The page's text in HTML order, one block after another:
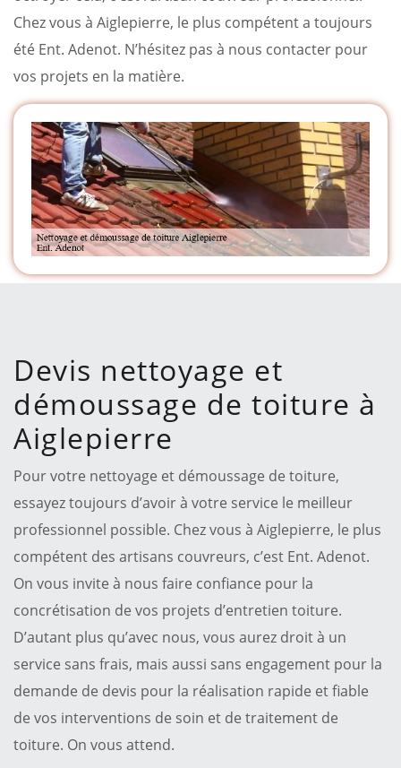
Chez vous à Aiglepierre, le plus compétent a toujours
été Ent. Adenot. N’hésitez pas à nous contacter pour
vos projets en la matière.
Devis nettoyage et
démoussage de toiture à
Aiglepierre
Pour votre nettoyage et démoussage de toiture,
essayez toujours d’avoir à votre service le meilleur
professionnel possible. Chez vous à Aiglepierre, le plus
compétent des artisans couvreurs, c’est Ent. Adenot.
On vous invite à nous faire confiance pour la
concrétisation de vos projets d’entretien toiture.
D’autant plus qu’avec nous, vous aurez droit à un
service sans frais, mais aussi sans engagement pour la
demande de devis pour la réalisation rapide et fiable
de vos interventions de soin et de traitement de
toiture. On vous attend.